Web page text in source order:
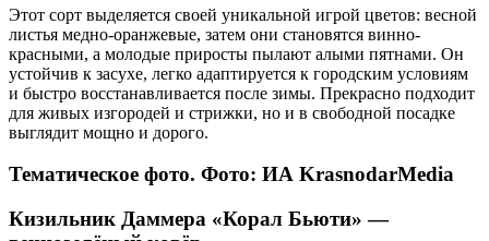
Этот сорт выделяется своей уникальной игрой цветов: весной
листья медно-оранжевые, затем они становятся винно-
красными, а молодые приросты пылают алыми пятнами. Он
устойчив к засухе, легко адаптируется к городским условиям
и быстро восстанавливается после зимы. Прекрасно подходит
для живых изгородей и стрижки, но и в свободной посадке
выглядит мощно и дорого.
Тематическое фото. Фото: ИА KrasnodarMedia
Кизильник Даммера «Корал Бьюти» —